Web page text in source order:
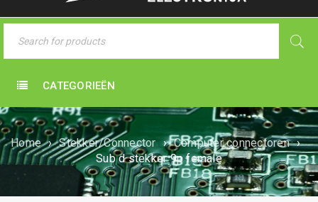
CATEGORIEËN
Home › Stekker/Connector › Computer connectoren ›
Sub d stekker 9p female